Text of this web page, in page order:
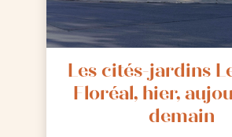
Les cités-jardins
Floréal, hier,
demain